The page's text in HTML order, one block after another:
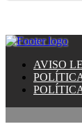
AVISO